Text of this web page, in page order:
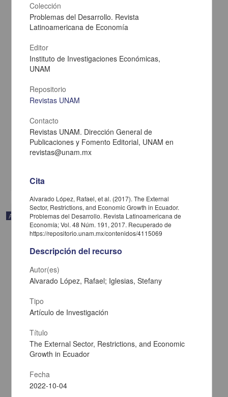
Humanist Didactics in Social Sciences
Valdés Quintero, Rocío - Dirección General de la Escuela Nacional
Colegio de Ciencias y Humanidades, UNAM
2024-05-23
Artículo
Mendoza Ramírez, Oscar - Dirección General de la Escuela
Nacional Colegio de Ciencias y Humanidades, UNAM
Colección
Problemas del Desarrollo. Revista
Latinoamericana de Economía
Editor
Instituto de Investigaciones Económicas,
UNAM
Repositorio
Revistas UNAM
Contacto
Revistas UNAM. Dirección General de
Publicaciones y Fomento Editorial, UNAM en
revistas@unam.mx
Cita
Alvarado López, Rafael, et al. (2017). The External
Sector, Restrictions, and Economic Growth in Ecuador.
Problemas del Desarrollo. Revista Latinoamericana de
Economía; Vol. 48 Núm. 191, 2017. Recuperado de
https://repositorio.unam.mx/contenidos/4115069
Descripción del recurso
Autor(es)
Alvarado López, Rafael; Iglesias, Stefany
Tipo
Artículo de Investigación
Título
The External Sector, Restrictions, and Economic
Growth in Ecuador
Fecha
2022-10-04